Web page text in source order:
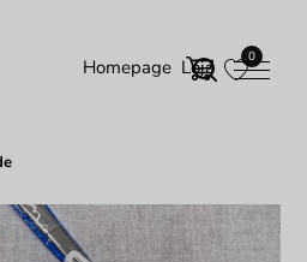
Homepage Loja 0